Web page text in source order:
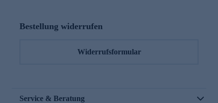
Bestellung widerrufen
Widerrufsformular
Service & Beratung